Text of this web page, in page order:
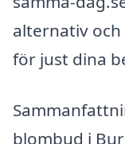
alternativ
för just dina
blombud i